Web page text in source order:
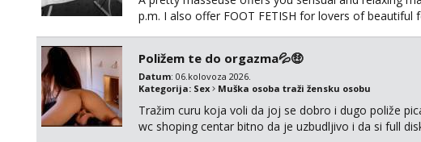
p.m. I also offer FOOT FETISH for lovers of beautiful
Poližem te do orgazma💦🤑
Datum: 06.kolovoza 2026.
Kategorija: Sex Muška osoba traži žensku osobu
Tražim curu koja voli da joj se dobro i dugo poliže
wc shoping centar bitno da je uzbudljivo i da si full